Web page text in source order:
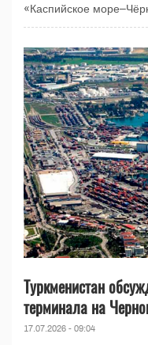
«Каспийское
Туркменистан
терминала на
17.07.2026 - 09:04